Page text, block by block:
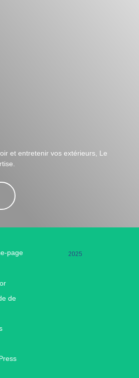
et entretenir vos extérieurs, Le
page
de
2025